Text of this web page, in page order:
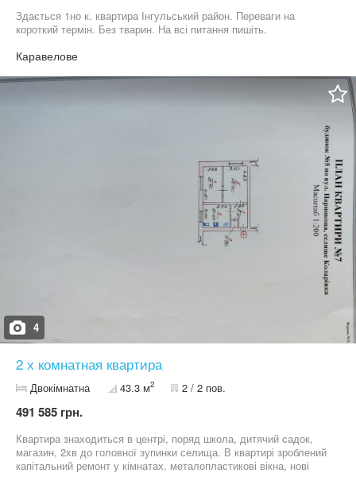
Здається 1но к. квартира Інгульський район. Переваги на
короткий термін. Без тварин. На всі питання пишіть.
Каравелове
4
2 х комнатная квартира
Двокімнатна 43.3 м2 2 / 2 пов.
491 585 грн.
Квартира знаходиться в центрі, поряд школа, дитячий садок,
магазин, 2хв до головної зупинки селища. В квартирі зроблений
капітальний ремонт у кімнатах, металопластикові вікна, нові